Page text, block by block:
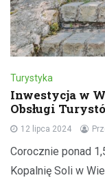
Turystyka
Inwestycja w
Obsługi
12 lipca 2024
Corocznie ponad
Kopalnię Soli w